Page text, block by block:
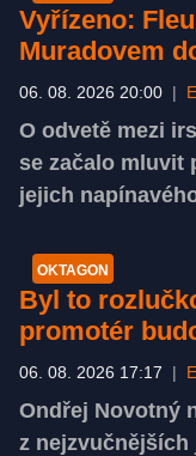
Vyřízeno:
Muradovem
06. 08. 2026 20:00
O odvetě mezi
se začalo mluvit
jejich
OKTAGON
Byl to
promotér
06. 08. 2026 17:17
Ondřej Novotný
z nejzvučnějších